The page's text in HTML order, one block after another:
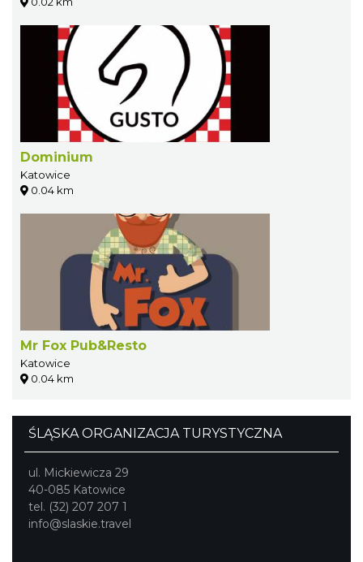
Dominium
Katowice
0.04 km
Mr Fox Pub&Resto
Katowice
0.04 km
ŚLĄSKA ORGANIZACJA TURYSTYCZNA
ul. Mickiewicza 29
40-085 Katowice
tel. (32) 207 207 1
info@slaskie.travel